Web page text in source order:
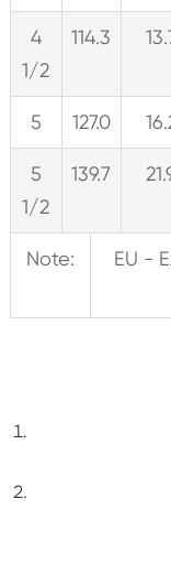
4
1/2
114.3
5 127.0
5
1/2
139.7
Note:
EU -